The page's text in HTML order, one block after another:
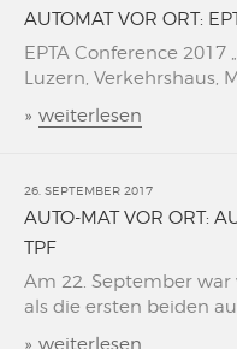
AUTOMAT VOR ORT:
EPTA Conference
Luzern, Verkehrshaus,
» weiterlesen
26. SEPTEMBER 2017
AUTO-MAT VOR ORT:
TPF
Am 22. September
als die ersten beiden
» weiterlesen